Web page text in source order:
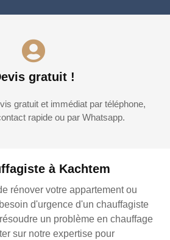
à Kachtem
rénover votre appartement ou
d'urgence d'un chauffagiste
un problème en chauffage
sur notre expertise pour
gratuit !
gratuit et immédiat par téléphone,
rapide ou par Whatsapp.